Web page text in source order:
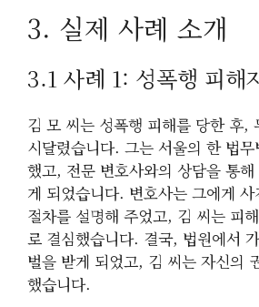
3. 실제 사례 소개
3.1 사례 1: 성폭행 피해
김 모 씨는 성폭행 피해를 당한 후,
시달렸습니다. 그는 서울의 한 법
했고, 전문 변호사와의 상담을 통
게 되었습니다. 변호사는 그에게
절차를 설명해 주었고, 김 씨는 피
로 결심했습니다. 결국, 법원에서
벌을 받게 되었고, 김 씨는 자신의
했습니다.